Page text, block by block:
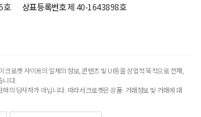
호 상표등록번호제 40-1643898호
크로켓 사이트의 일체의 정보, 콘텐츠 및 UI등을 상업적 목적으로 전재,
니다.
의 당사자가 아닙니다. 따라서 크로켓은 상품·거래정보 및 거래에 대